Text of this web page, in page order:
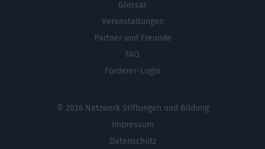
Glossar
Veranstaltungen
Partner und Freunde
FAQ
Förderer-Login
© 2026 Netzwerk Stiftungen und Bildung
Impressum
Datenschutz